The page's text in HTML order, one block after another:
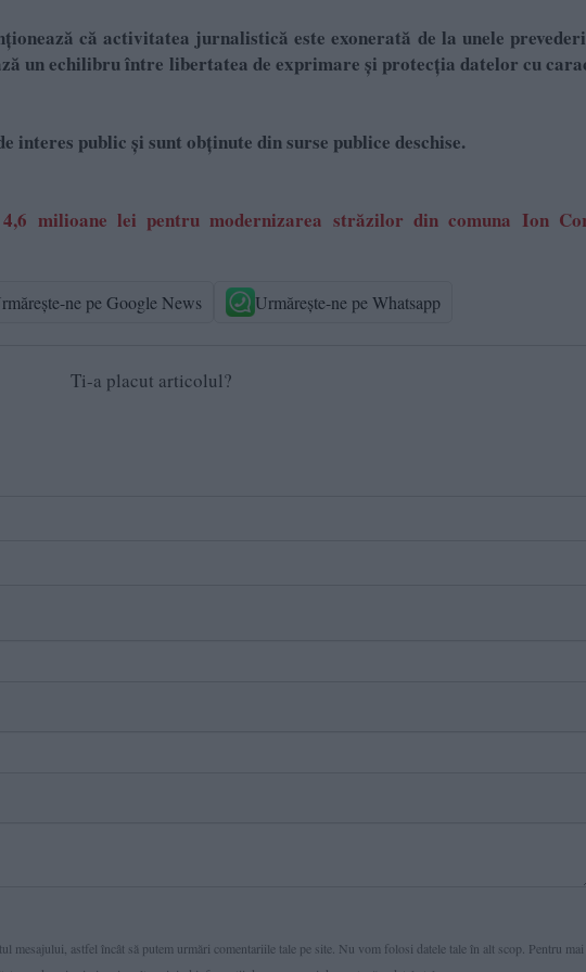
că activitatea jurnalistică este exonerată de la unele
un echilibru între libertatea de exprimare și protecția datelor cu
public și sunt obținute din surse publice deschise.
milioane lei pentru modernizarea străzilor din comuna Ion
ne pe Google News Urmărește-ne pe Whatsapp
Ti-a placut articolul?
mesajului, astfel încât să putem urmări comentariile tale pe site. Nu vom folosi datele tale în alt scop. Pentru mai